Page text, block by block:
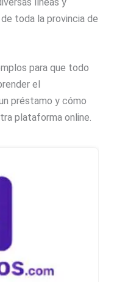
toda la provincia de
para que todo
el
préstamo y cómo
plataforma online.